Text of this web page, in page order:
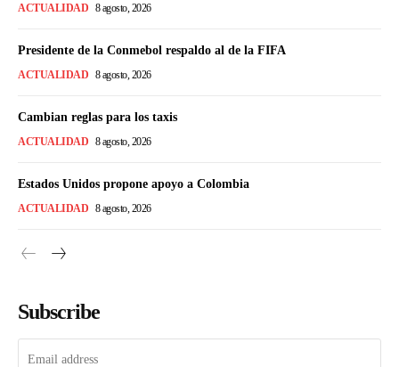
ACTUALIDAD 8 agosto, 2026
Presidente de la Conmebol respaldo al de la FIFA
ACTUALIDAD 8 agosto, 2026
Cambian reglas para los taxis
ACTUALIDAD 8 agosto, 2026
Estados Unidos propone apoyo a Colombia
ACTUALIDAD 8 agosto, 2026
Subscribe